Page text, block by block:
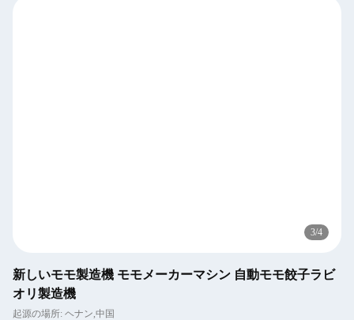
3/4
新しいモモ製造機 モモメーカーマシン 自動モモ餃子ラビ
オリ製造機
起源の場所: ヘナン,中国